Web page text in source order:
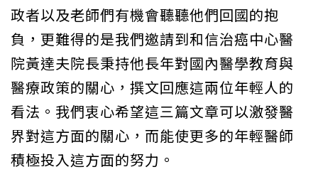
政者以及老師們有機會聽聽他們回國的抱
負，更難得的是我們邀請到和信治癌中心醫
院黃達夫院長秉持他長年對國內醫學教育與
醫療政策的關心，撰文回應這兩位年輕人的
看法。我們衷心希望這三篇文章可以激發醫
界對這方面的關心，而能使更多的年輕醫師
積極投入這方面的努力。